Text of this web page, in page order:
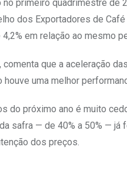
primeiro quadrimestre
dos Exportadores de
em relação ao mesmo
que a aceleração
uma melhor
do próximo ano é muito
safra — de 40% a 50% —
dos preços.